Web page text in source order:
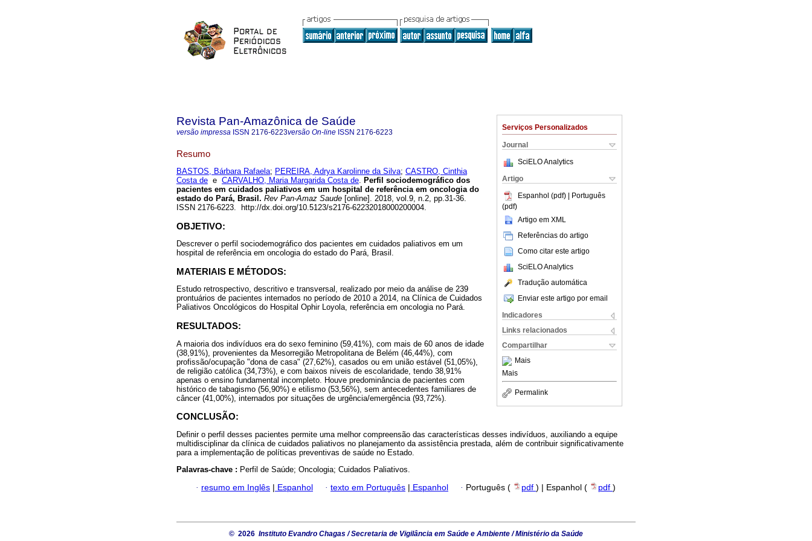
Serviços Personalizados
Journal
SciELO Analytics
Artigo
Espanhol (pdf) | Português
(pdf)
Artigo em XML
Referências do artigo
Como citar este artigo
SciELO Analytics
Tradução automática
Enviar este artigo por email
Indicadores
Links relacionados
Compartilhar
Mais
Mais
Permalink
Revista Pan-Amazônica de Saúde
versão impressa ISSN 2176-6223versão On-line ISSN 2176-6223
Resumo
BASTOS, Bárbara Rafaela; PEREIRA, Adrya Karolinne da Silva; CASTRO, Cinthia
Costa de e CARVALHO, Maria Margarida Costa de. Perfil sociodemográfico dos
pacientes em cuidados paliativos em um hospital de referência em oncologia do
estado do Pará, Brasil. Rev Pan-Amaz Saude [online]. 2018, vol.9, n.2, pp.31-36.
ISSN 2176-6223. http://dx.doi.org/10.5123/s2176-62232018000200004.
OBJETIVO:
Descrever o perfil sociodemográfico dos pacientes em cuidados paliativos em um
hospital de referência em oncologia do estado do Pará, Brasil.
MATERIAIS E MÉTODOS:
Estudo retrospectivo, descritivo e transversal, realizado por meio da análise de 239
prontuários de pacientes internados no período de 2010 a 2014, na Clínica de Cuidados
Paliativos Oncológicos do Hospital Ophir Loyola, referência em oncologia no Pará.
RESULTADOS:
A maioria dos indivíduos era do sexo feminino (59,41%), com mais de 60 anos de idade
(38,91%), provenientes da Mesorregião Metropolitana de Belém (46,44%), com
profissão/ocupação "dona de casa" (27,62%), casados ou em união estável (51,05%),
de religião católica (34,73%), e com baixos níveis de escolaridade, tendo 38,91%
apenas o ensino fundamental incompleto. Houve predominância de pacientes com
histórico de tabagismo (56,90%) e etilismo (53,56%), sem antecedentes familiares de
câncer (41,00%), internados por situações de urgência/emergência (93,72%).
CONCLUSÃO:
Definir o perfil desses pacientes permite uma melhor compreensão das características desses indivíduos, auxiliando a equipe
multidisciplinar da clínica de cuidados paliativos no planejamento da assistência prestada, além de contribuir significativamente
para a implementação de políticas preventivas de saúde no Estado.
Palavras-chave : Perfil de Saúde; Oncologia; Cuidados Paliativos.
· resumo em Inglês Espanhol · texto em Português Espanhol · Português ( pdf ) | Espanhol ( pdf )
© 2026 Instituto Evandro Chagas / Secretaria de Vigilância em Saúde e Ambiente / Ministério da Saúde